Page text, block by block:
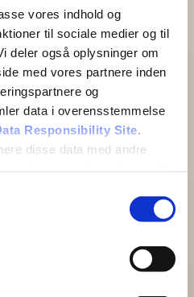
vores indhold og
til sociale medier og til
deler også oplysninger om
med vores partnere inden
og
data i overensstemmelse
Responsibility Site
disse data med andre